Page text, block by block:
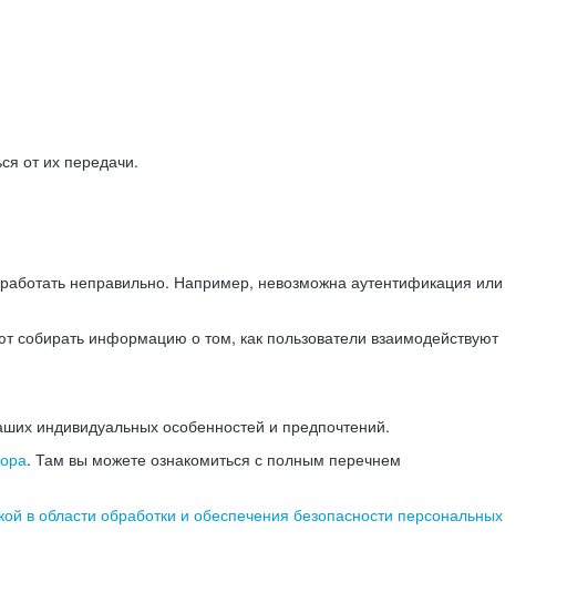
от их передачи.
неправильно. Например, невозможна аутентификация или
информацию о том, как пользователи взаимодействуют
индивидуальных особенностей и предпочтений.
. Там вы можете ознакомиться с полным перечнем
в области обработки и обеспечения безопасности персональных